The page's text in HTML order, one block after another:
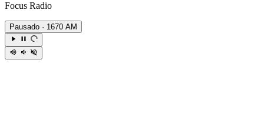
Focus Radio
Pausado · 1670 AM